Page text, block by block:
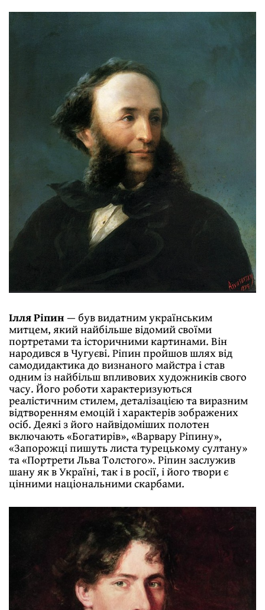
Ілля Ріпин— був видатним українським
митцем, який найбільше відомий своїми
портретами та історичними картинами. Він
народився в Чугуєві. Ріпин пройшов шлях від
самодидактика до визнаного майстра і став
одним із найбільш впливових художників свого
часу. Його роботи характеризуються
реалістичним стилем, деталізацією та виразним
відтворенням емоцій і характерів зображених
осіб. Деякі з його найвідоміших полотен
включають «Богатирів», «Варвару Ріпину»,
«Запорожці пишуть листа турецькому султану»
та «Портрети Льва Толстого». Ріпин заслужив
шану як в Україні, так і в росії, і його твори є
цінними національними скарбами.